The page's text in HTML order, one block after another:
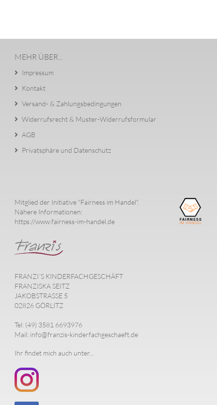
MEHR ÜBER...
Impressum
Kontakt
Versand- & Zahlungsbedingungen
Widerrufsrecht & Muster-Widerrufsformular
AGB
Privatsphäre und Datenschutz
Mitglied der Initiative "Fairness im Handel".
Nähere Informationen:
https://www.fairness-im-handel.de
FRANZI´S KINDERFACHGESCHÄFT
FRANZISKA SEITZ
JAKOBSTRASSE 5
02826 GÖRLITZ
Tel: (49) 3581 6693976
Mail: info@franzis-kinderfachgeschaeft.de
Ihr findet mich auch unter...